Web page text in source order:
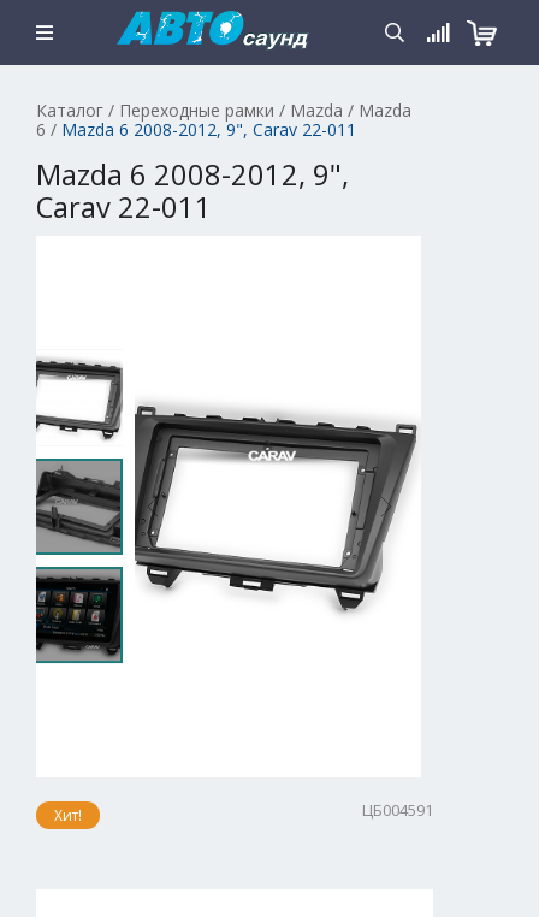
Каталог / Переходные рамки / Mazda / Mazda
6 / Mazda 6 2008-2012, 9", Carav 22-011
Mazda 6 2008-2012, 9",
Carav 22-011
Хит! ЦБ004591